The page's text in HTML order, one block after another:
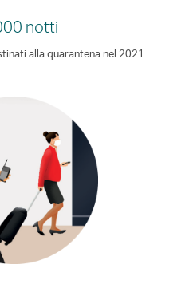
notti
alla quarantena nel 2021